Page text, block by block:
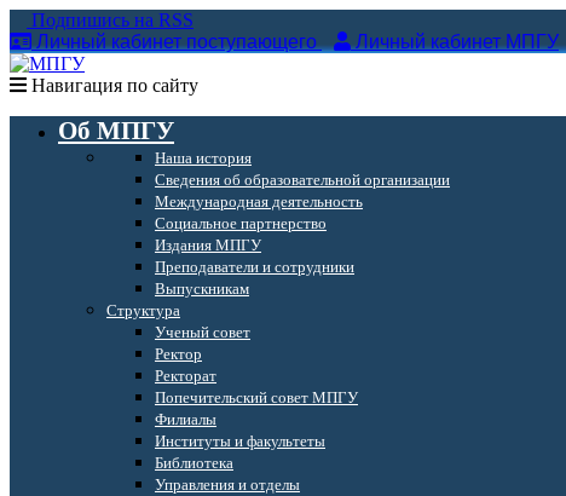
Подпишись на RSS
Личный кабинет поступающего
Личный кабинет МПГУ
Навигация по сайту
Об МПГУ
Наша история
Сведения об образовательной организации
Международная деятельность
Социальное партнерство
Издания МПГУ
Преподаватели и сотрудники
Выпускникам
Структура
Ученый совет
Ректор
Ректорат
Попечительский совет МПГУ
Филиалы
Институты и факультеты
Библиотека
Управления и отделы